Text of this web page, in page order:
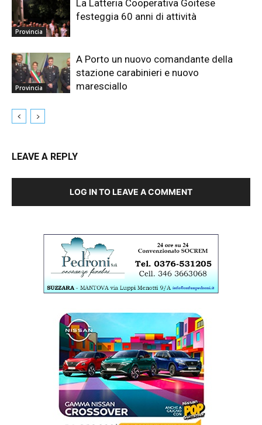
Provincia
La Latteria Cooperativa Goitese
festeggia 60 anni di attività
Provincia
A Porto un nuovo comandante della
stazione carabinieri e nuovo
maresciallo
LEAVE A REPLY
LOG IN TO LEAVE A COMMENT